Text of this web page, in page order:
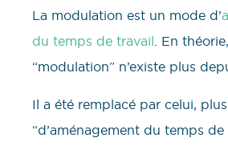
La modulation est un mode d’
du temps de travail. En
“modulation” n’existe plus
Il a été remplacé par celui,
“d’aménagement du temps de